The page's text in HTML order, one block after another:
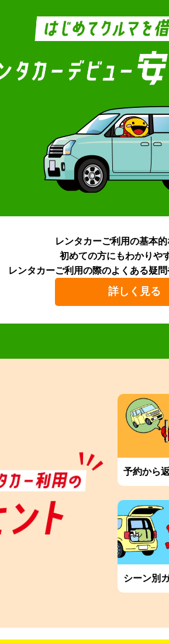
レンタカーご利用の基本
初めての方にもわかりや
レンタカーご利用の際のよくある疑問
詳しく見る
予約から
シーン別